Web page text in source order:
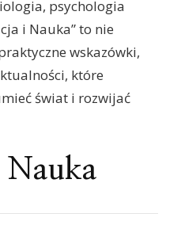
psychologia
i Nauka” to nie
wskazówki,
które
świat i rozwijać
Nauka